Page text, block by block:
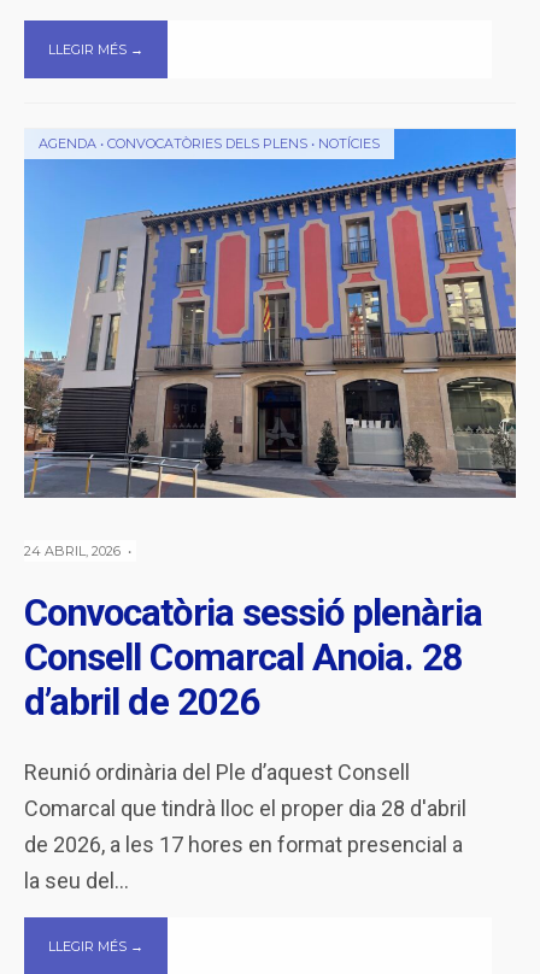
LLEGIR MÉS →
AGENDA • CONVOCATÒRIES DELS PLENS • NOTÍCIES
24 ABRIL, 2026 •
Convocatòria sessió plenària
Consell Comarcal Anoia. 28
d’abril de 2026
Reunió ordinària del Ple d’aquest Consell
Comarcal que tindrà lloc el proper dia 28 d'abril
de 2026, a les 17 hores en format presencial a
la seu del ...
LLEGIR MÉS →